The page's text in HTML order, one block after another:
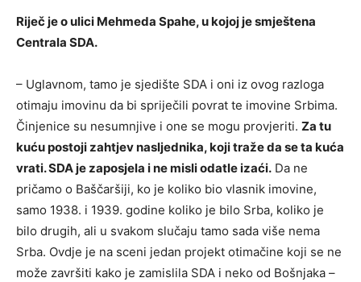
Riječ je o ulici Mehmeda Spahe, u kojoj je smještena
Centrala SDA.
– Uglavnom, tamo je sjedište SDA i oni iz ovog razloga
otimaju imovinu da bi spriječili povrat te imovine Srbima.
Činjenice su nesumnjive i one se mogu provjeriti. Za tu
kuću postoji zahtjev nasljednika, koji traže da se ta kuća
vrati. SDA je zaposjela i ne misli odatle izaći. Da ne
pričamo o Baščaršiji, ko je koliko bio vlasnik imovine,
samo 1938. i 1939. godine koliko je bilo Srba, koliko je
bilo drugih, ali u svakom slučaju tamo sada više nema
Srba. Ovdje je na sceni jedan projekt otimačine koji se ne
može završiti kako je zamislila SDA i neko od Bošnjaka –